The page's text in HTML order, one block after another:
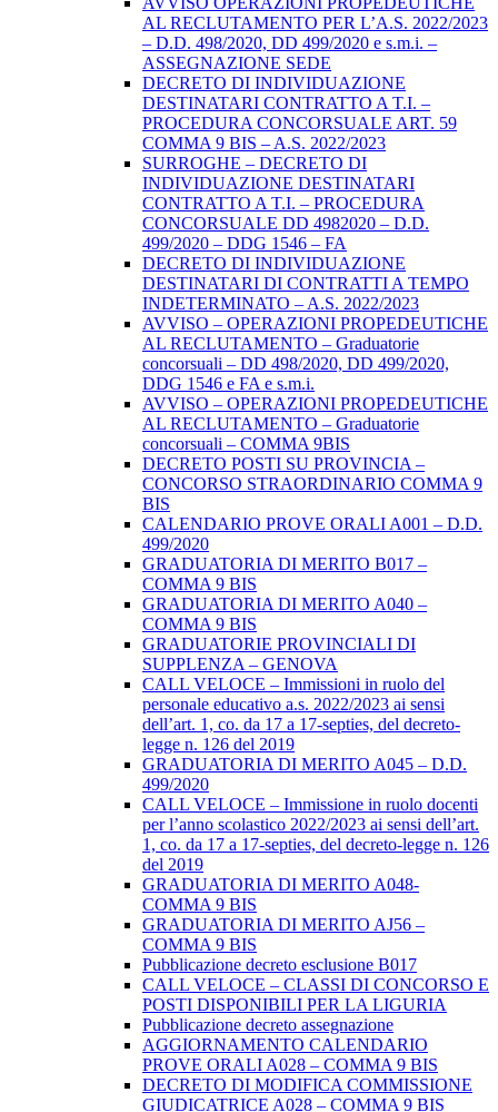
AL RECLUTAMENTO PER L’A.S. 2022/2023
– D.D. 498/2020, DD 499/2020 e s.m.i. –
ASSEGNAZIONE SEDE
DECRETO DI INDIVIDUAZIONE
DESTINATARI CONTRATTO A T.I. –
PROCEDURA CONCORSUALE ART. 59
COMMA 9 BIS – A.S. 2022/2023
SURROGHE – DECRETO DI
INDIVIDUAZIONE DESTINATARI
CONTRATTO A T.I. – PROCEDURA
CONCORSUALE DD 4982020 – D.D.
499/2020 – DDG 1546 – FA
DECRETO DI INDIVIDUAZIONE
DESTINATARI DI CONTRATTI A TEMPO
INDETERMINATO – A.S. 2022/2023
AVVISO – OPERAZIONI PROPEDEUTICHE
AL RECLUTAMENTO – Graduatorie
concorsuali – DD 498/2020, DD 499/2020,
DDG 1546 e FA e s.m.i.
AVVISO – OPERAZIONI PROPEDEUTICHE
AL RECLUTAMENTO – Graduatorie
concorsuali – COMMA 9BIS
DECRETO POSTI SU PROVINCIA –
CONCORSO STRAORDINARIO COMMA 9
BIS
CALENDARIO PROVE ORALI A001 – D.D.
499/2020
GRADUATORIA DI MERITO B017 –
COMMA 9 BIS
GRADUATORIA DI MERITO A040 –
COMMA 9 BIS
GRADUATORIE PROVINCIALI DI
SUPPLENZA – GENOVA
CALL VELOCE – Immissioni in ruolo del
personale educativo a.s. 2022/2023 ai sensi
dell’art. 1, co. da 17 a 17-septies, del decreto-
legge n. 126 del 2019
GRADUATORIA DI MERITO A045 – D.D.
499/2020
CALL VELOCE – Immissione in ruolo docenti
per l’anno scolastico 2022/2023 ai sensi dell’art.
1, co. da 17 a 17-septies, del decreto-legge n. 126
del 2019
GRADUATORIA DI MERITO A048-
COMMA 9 BIS
GRADUATORIA DI MERITO AJ56 –
COMMA 9 BIS
Pubblicazione decreto esclusione B017
CALL VELOCE – CLASSI DI CONCORSO E
POSTI DISPONIBILI PER LA LIGURIA
Pubblicazione decreto assegnazione
AGGIORNAMENTO CALENDARIO
PROVE ORALI A028 – COMMA 9 BIS
DECRETO DI MODIFICA COMMISSIONE
GIUDICATRICE A028 – COMMA 9 BIS